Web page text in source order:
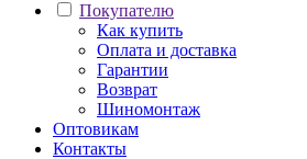
Покупателю
Как купить
Оплата и доставка
Гарантии
Возврат
Шиномонтаж
Оптовикам
Контакты